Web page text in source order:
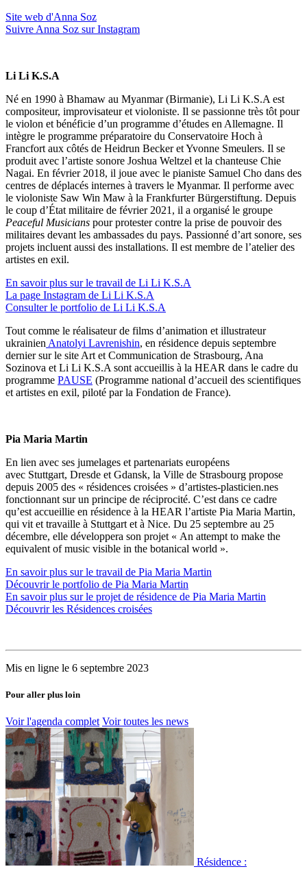
Site web d'Anna Soz
Suivre Anna Soz sur Instagram
Li Li K.S.A
Né en 1990 à Bhamaw au Myanmar (Birmanie), Li Li K.S.A est
compositeur, improvisateur et violoniste. Il se passionne très tôt pour
le violon et bénéficie d’un programme d’études en Allemagne. Il
intègre le programme préparatoire du Conservatoire Hoch à
Francfort aux côtés de Heidrun Becker et Yvonne Smeulers. Il se
produit avec l’artiste sonore Joshua Weltzel et la chanteuse Chie
Nagai. En février 2018, il joue avec le pianiste Samuel Cho dans des
centres de déplacés internes à travers le Myanmar. Il performe avec
le violoniste Saw Win Maw à la Frankfurter Bürgerstiftung. Depuis
le coup d’État militaire de février 2021, il a organisé le groupe
Peaceful Musicians pour protester contre la prise de pouvoir des
militaires devant les ambassades du pays. Passionné d’art sonore, ses
projets incluent aussi des installations. Il est membre de l’atelier des
artistes en exil.
En savoir plus sur le travail de Li Li K.S.A
La page Instagram de Li Li K.S.A
Consulter le portfolio de Li Li K.S.A
Tout comme le réalisateur de films d’animation et illustrateur
ukrainien Anatolyi Lavrenishin, en résidence depuis septembre
dernier sur le site Art et Communication de Strasbourg, Ana
Sozinova et Li Li K.S.A sont accueillis à la HEAR dans le cadre du
programme PAUSE (Programme national d’accueil des scientifiques
et artistes en exil, piloté par la Fondation de France).
Pia Maria Martin
En lien avec ses jumelages et partenariats européens
avec Stuttgart, Dresde et Gdansk, la Ville de Strasbourg propose
depuis 2005 des « résidences croisées » d’artistes-plasticien.nes
fonctionnant sur un principe de réciprocité. C’est dans ce cadre
qu’est accueillie en résidence à la HEAR l’artiste Pia Maria Martin,
qui vit et travaille à Stuttgart et à Nice. Du 25 septembre au 25
décembre, elle développera son projet « An attempt to make the
equivalent of music visible in the botanical world ».
En savoir plus sur le travail de Pia Maria Martin
Découvrir le portfolio de Pia Maria Martin
En savoir plus sur le projet de résidence de Pia Maria Martin
Découvrir les Résidences croisées
Mis en ligne le 6 septembre 2023
Pour aller plus loin
Voir l'agenda complet Voir toutes les news
Résidence :